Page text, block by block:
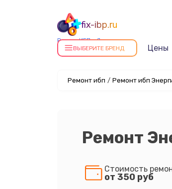
fix-ibp.ru
Ремонт ИБП в Ярославле
ВЫБЕРИТЕ БРЕНД Цены
Ремонт ибп / Ремонт ибп
Ремонт
Стоимость
от 350 руб